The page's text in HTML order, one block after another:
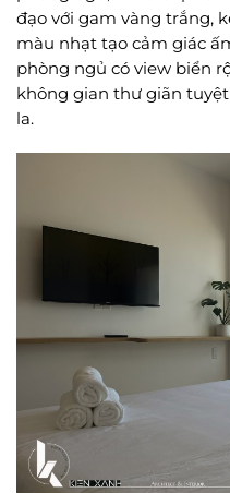
đạo với gam vàng trắng,
màu nhạt tạo cảm giác
phòng ngủ có view biển
không gian thư giãn
la.